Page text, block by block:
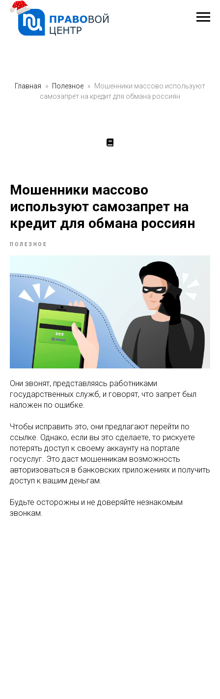
Главная Полезное
Мошенники массово используют
самозапрет на кредит для обмана россиян
Мошенники массово
используют самозапрет на
кредит для обмана россиян
ПОЛЕЗНОЕ
Они звонят, представляясь работниками
государственных служб, и говорят, что запрет был
наложен по ошибке.
Чтобы исправить это, они предлагают перейти по
ссылке. Однако, если вы это сделаете, то рискуете
потерять доступ к своему аккаунту на портале
госуслуг. Это даст мошенникам возможность
авторизоваться в банковских приложениях и получить
доступ к вашим деньгам.
Будьте осторожны и не доверяйте незнакомым
звонкам.